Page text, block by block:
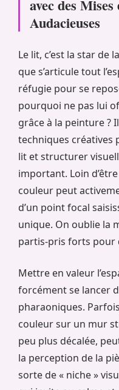
avec des Mises
Audacieuses
Le lit, c’est la star de
que s’articule tout
réfugie pour se
pourquoi ne pas lui
grâce à la peinture ?
techniques créatives
lit et structurer
important. Loin
couleur peut
d’un point focal
unique. On oublie la
partis-pris forts pour
Mettre en valeur
forcément se lancer
pharaoniques.
couleur sur un mur
peu plus décalée,
la perception de la
sorte de « niche »